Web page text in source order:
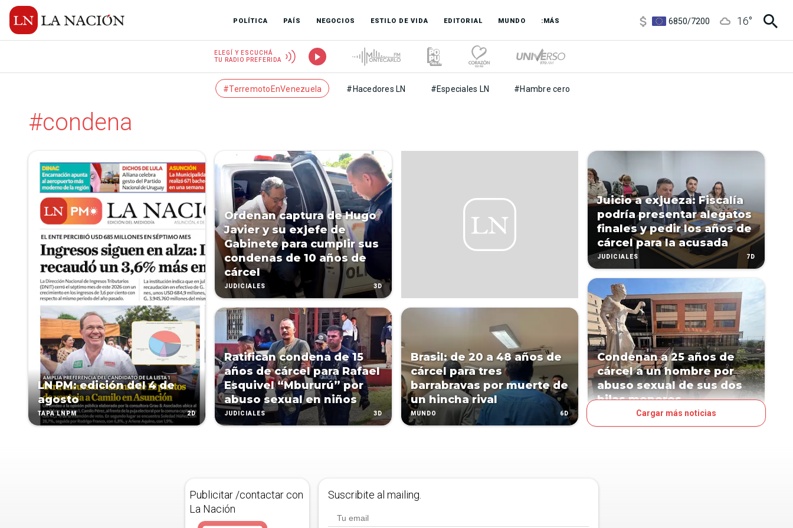
POLÍTICA PAÍS NEGOCIOS ESTILO DE VIDA EDITORIAL MUNDO :MÁS
6850/7200
16°
ELEGÍ Y ESCUCHÁ
TU RADIO PREFERIDA
#TerremotoEnVenezuela #Hacedores LN #Especiales LN #Hambre cero
#condena
LN PM: edición del 4 de
agosto
TAPA LNPM 2D
Ordenan captura de Hugo
Javier y su exjefe de
Gabinete para cumplir sus
condenas de 10 años de
cárcel
JUDICIALES 3D
Ratifican condena de 15
años de cárcel para Rafael
Esquivel “Mbururú” por
abuso sexual en niños
JUDICIALES 3D
Brasil: de 20 a 48 años de
cárcel para tres
barrabravas por muerte de
un hincha rival
MUNDO 6D
Juicio a exjueza: Fiscalía
podría presentar alegatos
finales y pedir los años de
cárcel para la acusada
JUDICIALES 7D
Condenan a 25 años de
cárcel a un hombre por
abuso sexual de sus dos
hijas menores
JUDICIALESCargar más noticias
Publicitar /contactar con
La Nación
Suscribite al mailing.